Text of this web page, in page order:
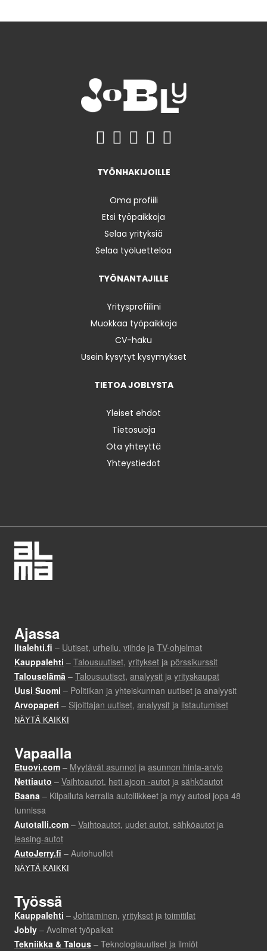
TYÖNHAKIJOILLE
Oma profiili
Etsi työpaikkoja
Selaa yrityksiä
Selaa työluetteloa
TYÖNANTAJILLE
Yritysprofiilini
Muokkaa työpaikkoja
CV-haku
Usein kysytyt kysymykset
TIETOA JOBLYSTA
Yleiset ehdot
Tietosuoja
Ota yhteyttä
Yhteystiedot